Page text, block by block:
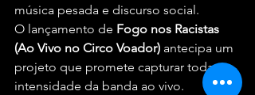
música pesada e discurso social.
O lançamento de Fogo nos Racistas
(Ao Vivo no Circo Voador) antecipa um
projeto que promete capturar toda a
intensidade da banda ao vivo.